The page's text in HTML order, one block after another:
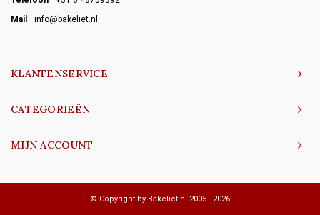
Mail
info@bakeliet.nl
KLANTENSERVICE
CATEGORIEËN
MIJN ACCOUNT
© Copyright by Bakeliet.nl 2005 - 2026